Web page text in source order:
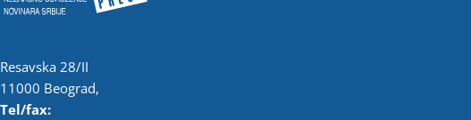
Resavska 28/II
11000 Beograd,
Tel/fax: